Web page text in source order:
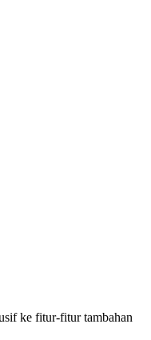
ke fitur-fitur tambahan